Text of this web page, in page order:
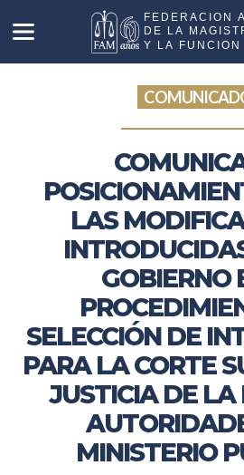
LAS
GOBIERNO
SELECCIÓN DE
PARA LA CORTE
JUSTICIA DE LA
MINISTERIO